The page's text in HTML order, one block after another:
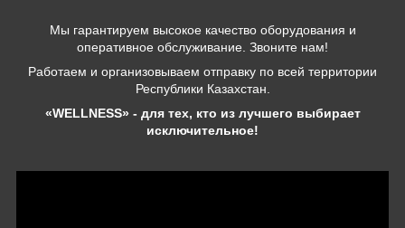
Мы гарантируем высокое качество оборудования и
оперативное обслуживание. Звоните нам!
Работаем и организовываем отправку по всей территории
Республики Казахстан.
«WELLNESS» - для тех, кто из лучшего выбирает
исключительное!